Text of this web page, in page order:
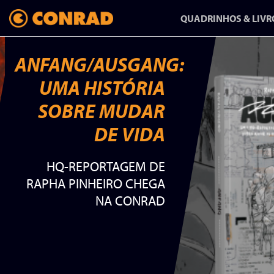
QUADRINHOS &
ANFANG/AUSGANG:
UMA HISTÓRIA
DE VIDA
HQ-REPORTAGEM DE
ANFANG/AUSGANG:
UMA HISTÓRIA
SOBRE MUDAR
DE VIDA
HQ-REPORTAGEM DE
RAPHA PINHEIRO CHEGA
NA CONRAD